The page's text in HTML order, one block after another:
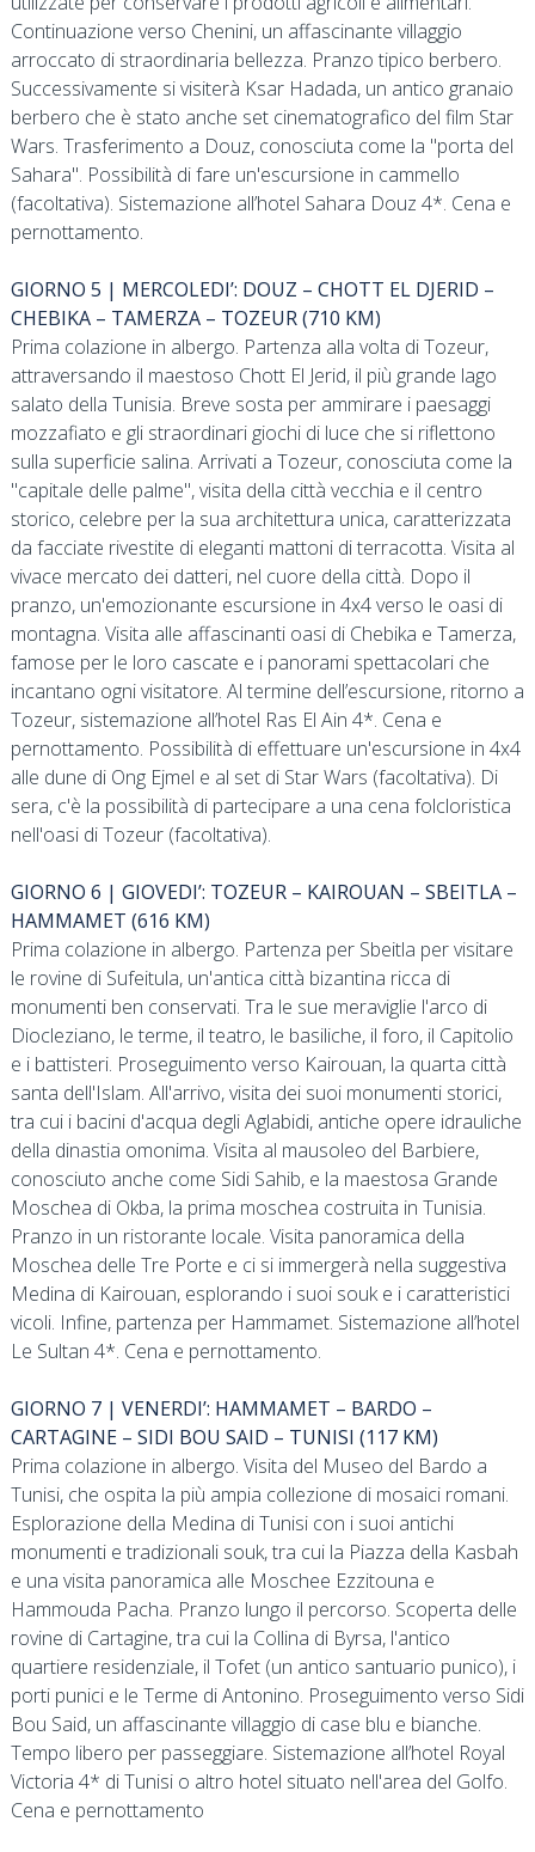
Continuazione verso Chenini, un affascinante villaggio
arroccato di straordinaria bellezza. Pranzo tipico berbero.
Successivamente si visiterà Ksar Hadada, un antico granaio
berbero che è stato anche set cinematografico del film Star
Wars. Trasferimento a Douz, conosciuta come la "porta del
Sahara". Possibilità di fare un'escursione in cammello
(facoltativa). Sistemazione all’hotel Sahara Douz 4*. Cena e
pernottamento.
GIORNO 5 | MERCOLEDI’: DOUZ – CHOTT EL DJERID –
CHEBIKA – TAMERZA – TOZEUR (710 KM)
Prima colazione in albergo. Partenza alla volta di Tozeur,
attraversando il maestoso Chott El Jerid, il più grande lago
salato della Tunisia. Breve sosta per ammirare i paesaggi
mozzafiato e gli straordinari giochi di luce che si riflettono
sulla superficie salina. Arrivati a Tozeur, conosciuta come la
"capitale delle palme", visita della città vecchia e il centro
storico, celebre per la sua architettura unica, caratterizzata
da facciate rivestite di eleganti mattoni di terracotta. Visita al
vivace mercato dei datteri, nel cuore della città. Dopo il
pranzo, un'emozionante escursione in 4x4 verso le oasi di
montagna. Visita alle affascinanti oasi di Chebika e Tamerza,
famose per le loro cascate e i panorami spettacolari che
incantano ogni visitatore. Al termine dell’escursione, ritorno a
Tozeur, sistemazione all’hotel Ras El Ain 4*. Cena e
pernottamento. Possibilità di effettuare un'escursione in 4x4
alle dune di Ong Ejmel e al set di Star Wars (facoltativa). Di
sera, c'è la possibilità di partecipare a una cena folcloristica
nell'oasi di Tozeur (facoltativa).
GIORNO 6 | GIOVEDI’: TOZEUR – KAIROUAN – SBEITLA –
HAMMAMET (616 KM)
Prima colazione in albergo. Partenza per Sbeitla per visitare
le rovine di Sufeitula, un'antica città bizantina ricca di
monumenti ben conservati. Tra le sue meraviglie l'arco di
Diocleziano, le terme, il teatro, le basiliche, il foro, il Capitolio
e i battisteri. Proseguimento verso Kairouan, la quarta città
santa dell'Islam. All'arrivo, visita dei suoi monumenti storici,
tra cui i bacini d'acqua degli Aglabidi, antiche opere idrauliche
della dinastia omonima. Visita al mausoleo del Barbiere,
conosciuto anche come Sidi Sahib, e la maestosa Grande
Moschea di Okba, la prima moschea costruita in Tunisia.
Pranzo in un ristorante locale. Visita panoramica della
Moschea delle Tre Porte e ci si immergerà nella suggestiva
Medina di Kairouan, esplorando i suoi souk e i caratteristici
vicoli. Infine, partenza per Hammamet. Sistemazione all’hotel
Le Sultan 4*. Cena e pernottamento.
GIORNO 7 | VENERDI’: HAMMAMET – BARDO –
CARTAGINE – SIDI BOU SAID – TUNISI (117 KM)
Prima colazione in albergo. Visita del Museo del Bardo a
Tunisi, che ospita la più ampia collezione di mosaici romani.
Esplorazione della Medina di Tunisi con i suoi antichi
monumenti e tradizionali souk, tra cui la Piazza della Kasbah
e una visita panoramica alle Moschee Ezzitouna e
Hammouda Pacha. Pranzo lungo il percorso. Scoperta delle
rovine di Cartagine, tra cui la Collina di Byrsa, l'antico
quartiere residenziale, il Tofet (un antico santuario punico), i
porti punici e le Terme di Antonino. Proseguimento verso Sidi
Bou Said, un affascinante villaggio di case blu e bianche.
Tempo libero per passeggiare. Sistemazione all’hotel Royal
Victoria 4* di Tunisi o altro hotel situato nell'area del Golfo.
Cena e pernottamento